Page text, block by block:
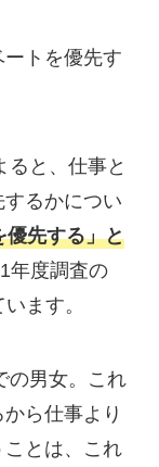
トを優先す
ると、仕事と
るかについ
優先する」と
年度調査の
ます。
の男女。これ
ら仕事より
ことは、これ